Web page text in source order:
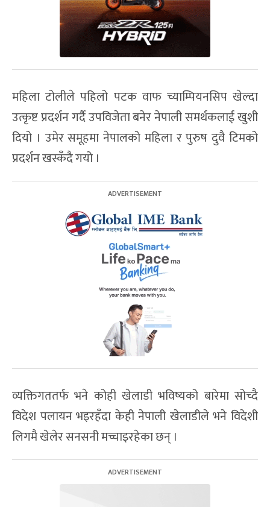
महिला टोलीले पहिलो पटक वाफ च्याम्पियनसिप खेल्दा
उत्कृष्ट प्रदर्शन गर्दै उपविजेता बनेर नेपाली समर्थकलाई खुशी
दियो । उमेर समूहमा नेपालको महिला र पुरुष दुवै टिमको
प्रदर्शन खस्कँदै गयो ।
व्यक्तिगततर्फ भने कोही खेलाडी भविष्यको बारेमा सोच्दै
विदेश पलायन भइरहँदा केही नेपाली खेलाडीले भने विदेशी
लिगमै खेलेर सनसनी मच्चाइरहेका छन् ।